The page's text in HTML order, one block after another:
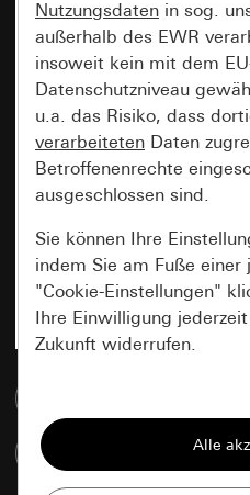
Artikel
Nutzungsdaten in sog.
außerhalb des EWR
insoweit kein mit dem
Datenschutzniveau
u.a. das Risiko, dass
verarbeiteten Daten
Betroffenenrechte
ausgeschlossen sind.
Sie können Ihre
indem Sie am Fuße einer
"Cookie-Einstellungen"
Ihre Einwilligung
Zukunft widerrufen.
Alle Cookies, die wir
Seite anzeigen zu